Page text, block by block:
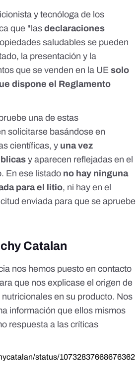
y tecnóloga de los
que "las declaraciones
saludables se pueden
la presentación y la
que se venden en la UE solo
dispone el Reglamento
una de estas
solicitarse basándose en
científicas, y una vez
y aparecen reflejadas en el
. En ese listado no hay ninguna
para el litio, ni hay en el
enviada para que se apruebe
Catalan
nos hemos puesto en contacto
que nos explicase el origen de
en su producto. Nos
información que ellos mismos
respuesta a las críticas
status/10732837668676362